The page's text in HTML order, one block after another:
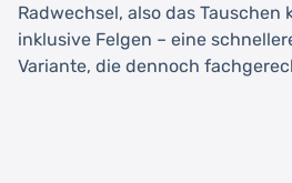
Radwechsel, also das Tauschen
inklusive Felgen – eine
Variante, die dennoch